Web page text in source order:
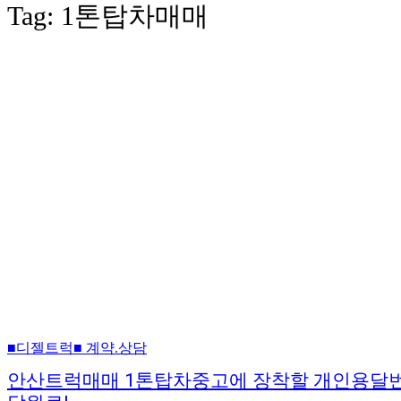
Tag: 1톤탑차매매
■디젤트럭■ 계약.상담
안산트럭매매 1톤탑차중고에 장착할 개인용달